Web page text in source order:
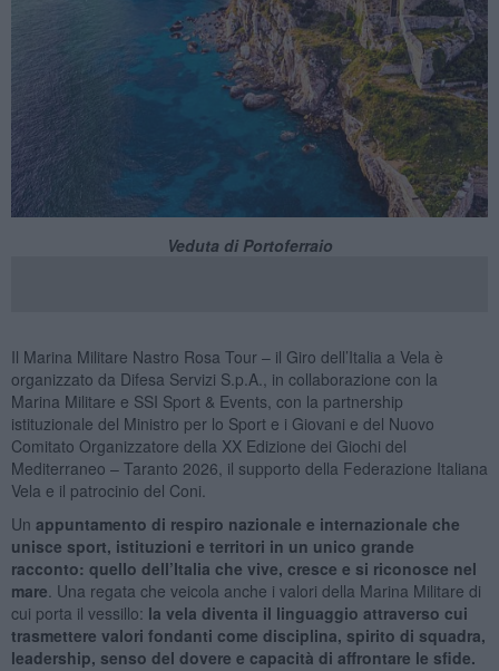
Veduta di Portoferraio
Il Marina Militare Nastro Rosa Tour – il Giro dell’Italia a Vela è
organizzato da Difesa Servizi S.p.A., in collaborazione con la
Marina Militare e SSI Sport & Events, con la partnership
istituzionale del Ministro per lo Sport e i Giovani e del Nuovo
Comitato Organizzatore della XX Edizione dei Giochi del
Mediterraneo – Taranto 2026, il supporto della Federazione Italiana
Vela e il patrocinio del Coni.
Un appuntamento di respiro nazionale e internazionale che
unisce sport, istituzioni e territori in un unico grande
racconto: quello dell’Italia che vive, cresce e si riconosce nel
mare. Una regata che veicola anche i valori della Marina Militare di
cui porta il vessillo: la vela diventa il linguaggio attraverso cui
trasmettere valori fondanti come disciplina, spirito di squadra,
leadership, senso del dovere e capacità di affrontare le sfide.